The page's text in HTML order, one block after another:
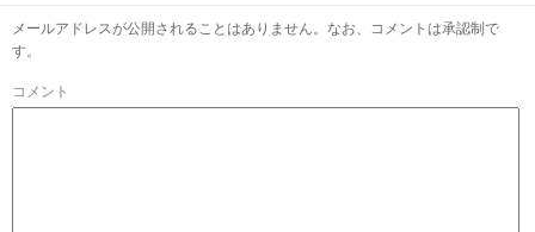
メールアドレスが公開されることはありません。なお、コメントは承認制で
す。
コメント